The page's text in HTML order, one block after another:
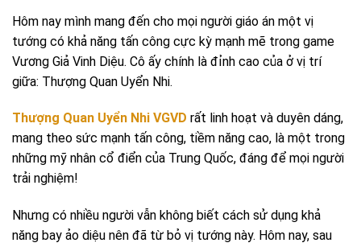
Hôm nay mình mang đến cho mọi người giáo án một vị
tướng có khả năng tấn công cực kỳ mạnh mẽ trong game
Vương Giả Vinh Diệu. Cô ấy chính là đỉnh cao của ở vị trí
giữa: Thượng Quan Uyển Nhi.
Thượng Quan Uyển Nhi VGVD rất linh hoạt và duyên dáng,
mang theo sức mạnh tấn công, tiềm năng cao, là một trong
những mỹ nhân cổ điển của Trung Quốc, đáng để mọi người
trải nghiệm!
Nhưng có nhiều người vẫn không biết cách sử dụng khả
năng bay ảo diệu nên đã từ bỏ vị tướng này. Hôm nay, sau